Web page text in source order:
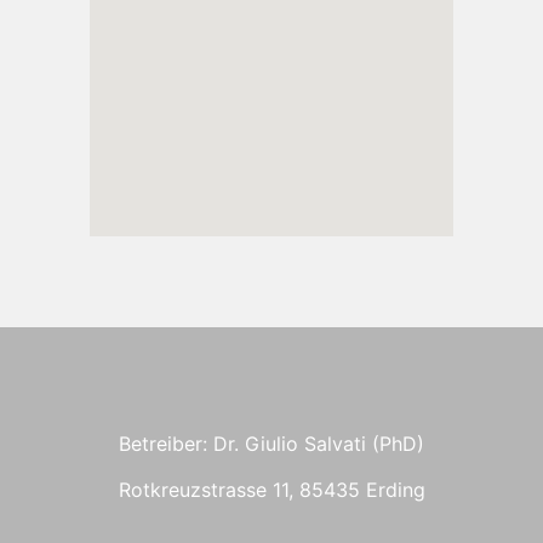
Betreiber: Dr. Giulio Salvati (PhD)
Rotkreuzstrasse 11, 85435 Erding